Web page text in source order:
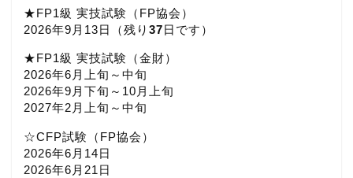
★FP1級 実技試験（FP協会）
2026年9月13日（残り 37日です）
★FP1級 実技試験（金財）
2026年6月上旬～中旬
2026年9月下旬～10月上旬
2027年2月上旬～中旬
☆CFP試験（FP協会）
2026年6月14日
2026年6月21日